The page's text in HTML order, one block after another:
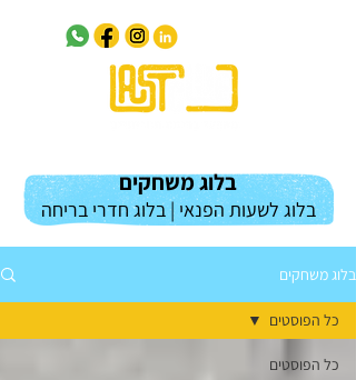
בלוג משחקים
בלוג לשעות הפנאי | בלוג חדרי בריחה
בלוג משחקים
כל הפוסטים
כל הפוסטים